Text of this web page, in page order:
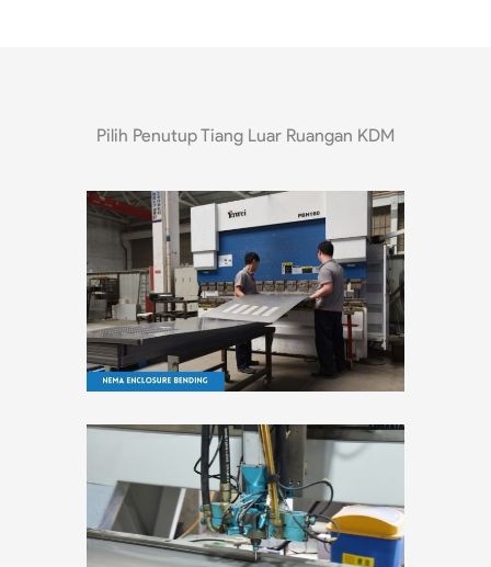
Pilih Penutup Tiang Luar Ruangan KDM